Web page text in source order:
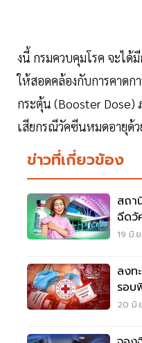
งนี้ กรมควบคุมโรค จะไ
ให้สอดคล้องกับการคาดก
กระตุ้น (Booster Dose)
เสียกรณีวัคซีนหมดอายุด้ว
ข่าวที่เกี่ยวข้อง
สถา
ฉีดวั
19 มิ.
ลงท
รอบ
ที่นี่
20 มิ.